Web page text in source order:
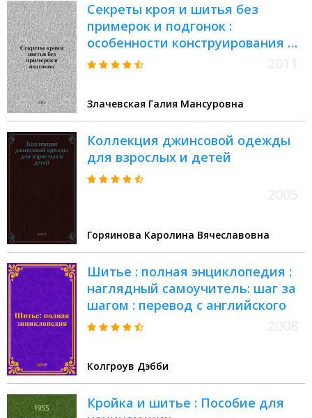
Секреты кроя и шитья без
примерок и подгонок :
особенности конструирования и
моделирования плечевых
Злачевская Галия Мансуровна
Коллекция джинсовой одежды
для взрослых и детей
Горяинова Каролина Вячеславовна
Шитье : полная энциклопедия :
наглядный самоучитель: шаг за
шагом : перевод с английского
Колгроув Дэбби
Кройка и шитье : Пособие для